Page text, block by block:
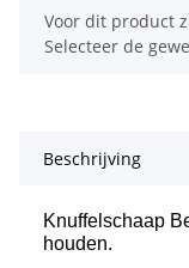
x
Voor dit product
Selecteer de
Beschrijving
Knuffelschaap
houden.